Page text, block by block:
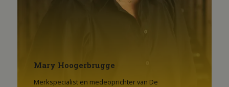
Mary Hoogerbrugge
Merkspecialist en medeoprichter van De